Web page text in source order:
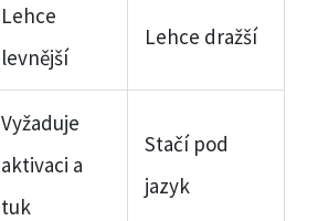
Lehce
levnější
Lehce dražší
Vyžaduje
aktivaci a
tuk
Stačí pod
jazyk